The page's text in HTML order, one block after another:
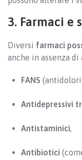
3. Farmaci e
Diversi farmaci
anche in assenza
FANS
Antidepressivi
Antistaminici,
Antibiotici